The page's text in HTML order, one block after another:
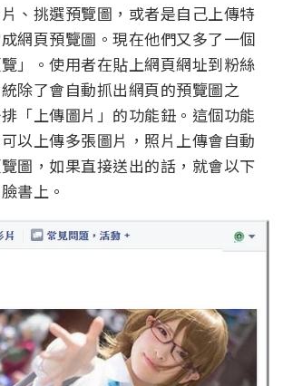
、挑選預覽圖，或者是自己上傳特
網頁預覽圖。現在他們又多了一個
」。使用者在貼上網頁網址到粉絲
除了會自動抓出網頁的預覽圖之
「上傳圖片」的功能鈕。這個功能
以上傳多張圖片，照片上傳會自動
圖，如果直接送出的話，就會以下
書上。